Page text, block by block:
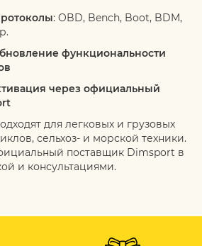
: OBD, Bench, Boot, BDM,
функциональности
через официальный
для легковых и грузовых
сельхоз- и морской техники.
поставщик Dimsport в
и консультациями.